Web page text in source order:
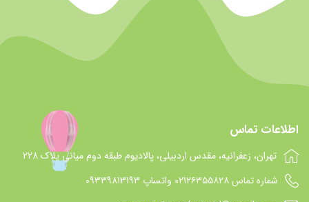
اطلاعات تماس
تهران، زعفرانیه، مقدس اردبیلی، پالادیوم طبقه دوم میانی پلاک 228
شماره تماس 021۲۶۳۵۵۸۲۸ واتساپ 09339813193